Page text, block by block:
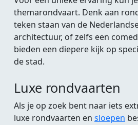
themarondvaart. Denk aan
teken staan van de
architectuur, of zelfs een
bieden een diepere kijk op
de stad.
Luxe rondvaarten
Als je op zoek bent naar iets
luxe rondvaarten en sloepen